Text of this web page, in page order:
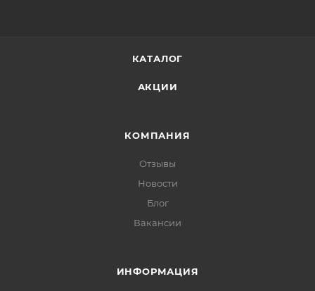
КАТАЛОГ
АКЦИИ
КОМПАНИЯ
Отзывы
Новости
Блог
Вакансии
ИНФОРМАЦИЯ